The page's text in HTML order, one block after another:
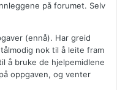
på forumet. Selv
(ennå). Har greid
nok til å leite fram
å bruke de hjelpemidlene
oppgaven, og venter